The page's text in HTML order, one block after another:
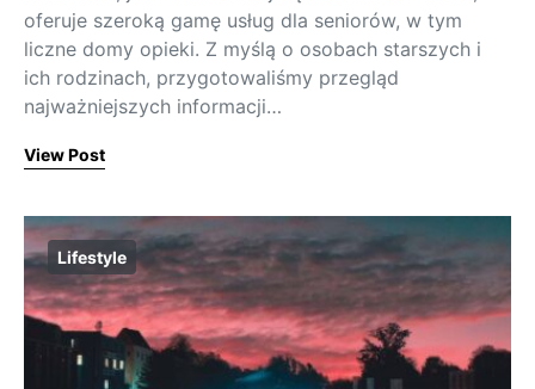
oferuje szeroką gamę usług dla seniorów, w tym
liczne domy opieki. Z myślą o osobach starszych i
ich rodzinach, przygotowaliśmy przegląd
najważniejszych informacji…
View Post
Lifestyle